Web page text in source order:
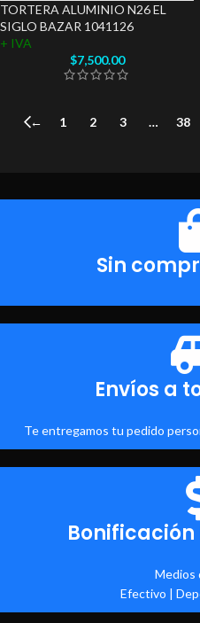
TORTERA ALUMINIO N26 EL
SIGLO BAZAR 1041126
+ IVA
$7,500.00
← 1 2 3 … 38
Sin
Envíos a
Te entregamos tu pedido
Bonificación
Medios
Efectivo |